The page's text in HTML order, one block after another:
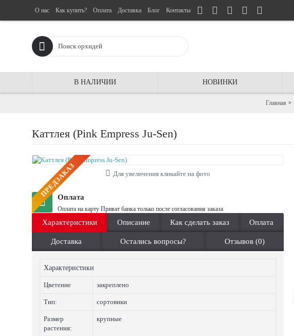
О нас Как купить? Оплата Доставка Блог Контакты
В НАЛИЧИИ НОВИНКИ
Главная
Каттлея (Pink Empress Ju-Sen)
ПРЕДЗАКАЗ Для увеличения кликайте на фото
Оплата
Оплата на карту Приват банка только после согласования заказа
Характеристики Описание Как сделать заказ Оплата
Доставка Остались вопросы? Отзывов (0)
Характеристики
Цветение закреплено
Тип: сортовики
Размер
растения:
крупные